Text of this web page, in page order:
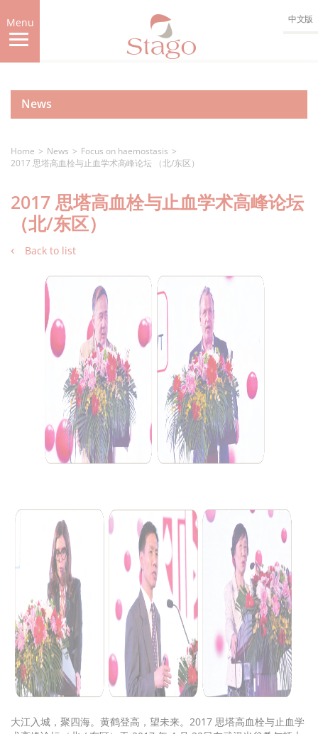
to
main
content
Menu 中文版
News
Home News
Focus on haemostasis
2017 思塔高血栓与止血学术高峰论坛 （北/东区）
2017 思塔高血栓与止血学术高峰论坛
（北/东区）
Back to list
大江入城，聚四海。黄鹤登高，望未来。 2017 思塔高血栓与止血学